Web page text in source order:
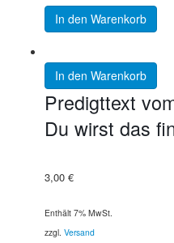
In den Warenkorb
In den Warenkorb
Predigttext
Du wirst das
3,00 €
Enthält 7% MwSt.
zzgl. Versand